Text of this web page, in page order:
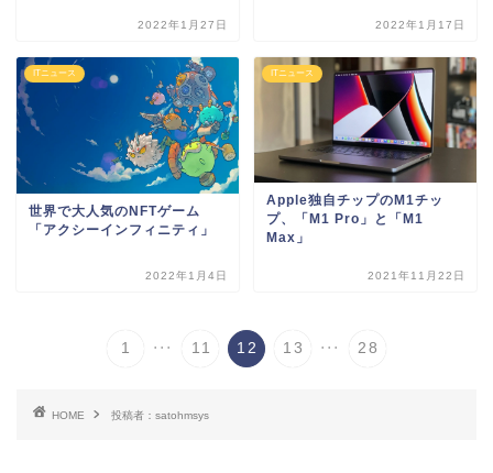
2022年1月27日 2022年1月17日
ITニュース
世界で大人気のNFTゲーム
「アクシーインフィニティ」
2022年1月4日
ITニュース
Apple独自チップのM1チッ
プ、「M1 Pro」と「M1
Max」
2021年11月22日
1 ... 11 12 13 ... 28
HOME 投稿者：satohmsys